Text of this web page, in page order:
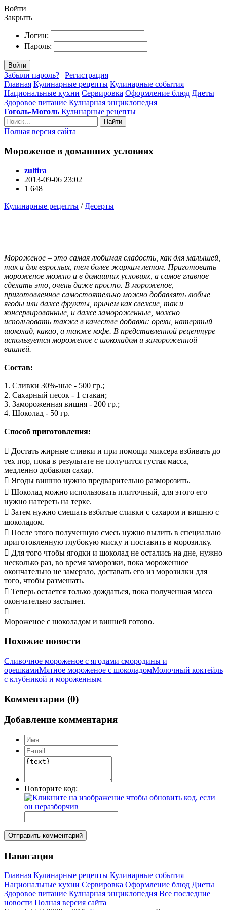
Войти
Закрыть
Логин:
Пароль:
Войти
Забыли пароль? | Регистрация
Главная Кулинарные рецепты Кулинарные события
Национальные кухни Сервировка Оформление блюд Диеты
Здоровое питание Кулнарная энциклопедия
Гоголь-Моголь Кулинарные рецепты
Найти
Полная версия сайта
Мороженое в домашних условиях
zulfira
2013-09-06 23:02
1 648
Кулинарные рецепты /Десерты
Мороженое – это самая любимая сладость, как для малышей,
так и для взрослых, тем более жарким летом. Приготовить
мороженое можно и в домашних условиях, а самое главное
сделать это, очень даже просто. В мороженое,
приготовленное самостоятельно можно добавлять любые
ягоды или даже фрукты, причем как свежие, так и
консервированные, и даже замороженные, можно
использовать также в качестве добавки: орехи, натертый
шоколад, какао, а также кофе. В представленной рецептуре
используется мороженое с шоколадом и замороженной
вишней.
Состав:
1. Сливки 30%-ные - 500 гр.;
2. Сахарный песок - 1 стакан;
3. Замороженная вишня - 200 гр.;
4. Шоколад - 50 гр.
Способ приготовления:
 Достать жирные сливки и при помощи миксера взбивать до
тех пор, пока в результате не получится густая масса,
медленно добавляя сахар.
 Ягоды вишню нужно предварительно разморозить.
 Шоколад можно использовать плиточный, для этого его
нужно натереть на терке.
 Затем нужно смешать взбитые сливки с сахаром и вишню с
шоколадом.
 После этого полученную смесь нужно вылить в специально
приготовленную глубокую миску и поставить в морозилку.
 Для того чтобы ягодки и шоколад не остались на дне, нужно
несколько раз, во время заморозки, пока мороженное
окончательно не замерзло, доставать его из морозилки для
того, чтобы размешать.
 Теперь остается только дождаться, пока полученная масса
окончательно застынет.

Мороженое с шоколадом и вишней готово.
Похожие новости
Сливочное мороженое с ягодами смородины и
орешкамиМятное мороженое с шоколадомМолочный коктейль
с клубникой и мороженным
Комментарии (0)
Добавление комментария
Повторите код:
Отправить комментарий
Навигация
Главная Кулинарные рецепты Кулинарные события
Национальные кухни Сервировка Оформление блюд Диеты
Здоровое питание Кулнарная энциклопедия Все последние
новости Полная версия сайта